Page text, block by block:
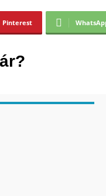
Pinterest